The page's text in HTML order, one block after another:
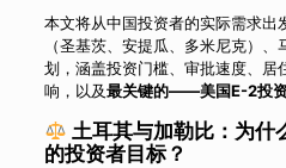
本文将从中国投资者的实际需求出
（圣基茨、安提瓜、多米尼克）
划，涵盖投资门槛、审批速度、居
响，以及最关键的——美国E-2投
土耳其与加勒比：为什
的投资者目标？